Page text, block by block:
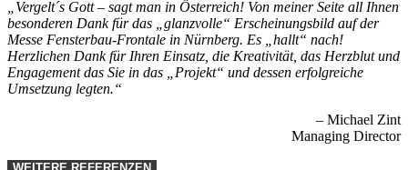
„Vergelt´s Gott – sagt man in Österreich! Von meiner Seite all Ihnen
besonderen Dank für das „glanzvolle“ Erscheinungsbild auf der
Messe Fensterbau-Frontale in Nürnberg. Es „hallt“ nach!
Herzlichen Dank für Ihren Einsatz, die Kreativität, das Herzblut und
Engagement das Sie in das „Projekt“ und dessen erfolgreiche
Umsetzung legten.“
– Michael Zint
Managing Director